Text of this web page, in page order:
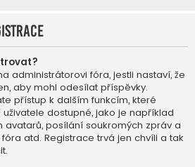
administrátorovi fóra, jestli nastaví, že
aby mohl odesílat příspěvky.
přístup k dalším funkcím, které
dostupné, jako je například
avatarů, posílání soukromých zpráv a
atd. Registrace trvá jen chvíli a tak